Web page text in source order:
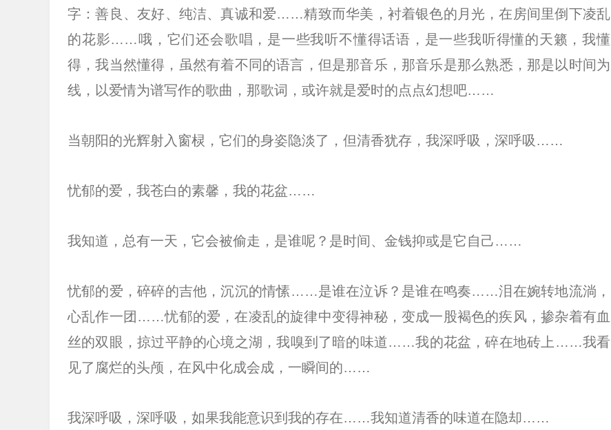
字：善良、友好、纯洁、真诚和爱……精致而华美，衬着银色的月光，在房间里倒下凌乱
的花影……哦，它们还会歌唱，是一些我听不懂得话语，是一些我听得懂的天籁，我懂
得，我当然懂得，虽然有着不同的语言，但是那音乐，那音乐是那么熟悉，那是以时间为
线，以爱情为谱写作的歌曲，那歌词，或许就是爱时的点点幻想吧……
当朝阳的光辉射入窗棂，它们的身姿隐淡了，但清香犹存，我深呼吸，深呼吸……
忧郁的爱，我苍白的素馨，我的花盆……
我知道，总有一天，它会被偷走，是谁呢？是时间、金钱抑或是它自己……
忧郁的爱，碎碎的吉他，沉沉的情愫……是谁在泣诉？是谁在鸣奏……泪在婉转地流淌，
心乱作一团……忧郁的爱，在凌乱的旋律中变得神秘，变成一股褐色的疾风，掺杂着有血
丝的双眼，掠过平静的心境之湖，我嗅到了暗的味道……我的花盆，碎在地砖上……我看
见了腐烂的头颅，在风中化成会成，一瞬间的……
我深呼吸，深呼吸，如果我能意识到我的存在……我知道清香的味道在隐却……